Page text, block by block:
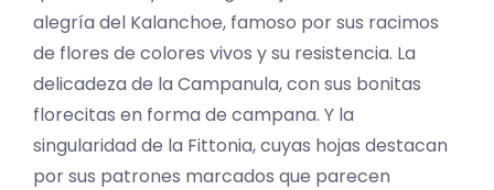
alegría del Kalanchoe, famoso por sus racimos
de flores de colores vivos y su resistencia. La
delicadeza de la Campanula, con sus bonitas
florecitas en forma de campana. Y la
singularidad de la Fittonia, cuyas hojas destacan
por sus patrones marcados que parecen